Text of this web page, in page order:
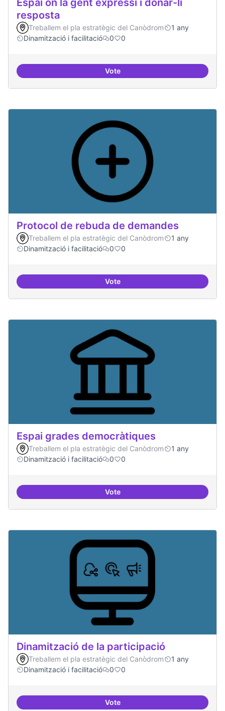
Espai on la gent expressi i donar-li
resposta
Treballem el pla estratègic del Canòdrom
1 any
Dinamització i facilitació
0 0
VoteEspai on la gent expressi i
Protocol de rebuda de demandes
Treballem el pla estratègic del Canòdrom
1 any
Dinamització i facilitació
0 0
VoteProtocol de rebuda de demandes
Espai grades democràtiques
Treballem el pla estratègic del Canòdrom
1 any
Dinamització i facilitació
0 0
VoteEspai grades democràtiques
Dinamització de la participació
Treballem el pla estratègic del Canòdrom
1 any
Dinamització i facilitació
0 0
VoteDinamització de la participació